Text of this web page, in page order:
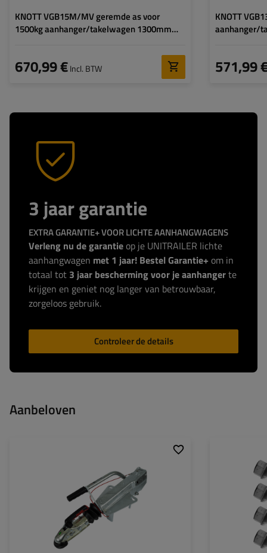
KNOTT VGB15M/MV geremde as voor
1500kg aanhanger/takelwagen 1300mm
670,99 €Incl. BTW
KNOTT
aanhanger/
571,99
3 jaar garantie
EXTRA GARANTIE+ VOOR LICHTE AANHANGWAGENS
Verleng nu de garantie op je UNITRAILER lichte
aanhangwagen met 1 jaar! Bestel Garantie+ om in
totaal tot 3 jaar bescherming voor je aanhangerte
krijgen en geniet nog langer van betrouwbaar,
zorgeloos gebruik.
Controleer de details
Aanbeloven
1500 - 2700 kg
120 kg